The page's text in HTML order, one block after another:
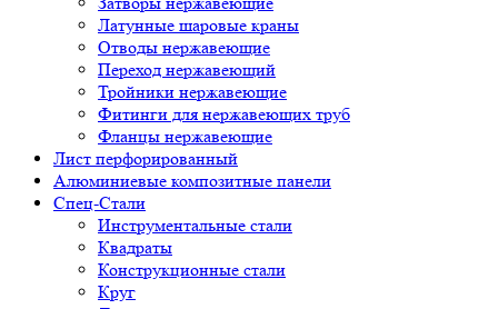
Латунные шаровые краны
Отводы нержавеющие
Переход нержавеющий
Тройники нержавеющие
Фитинги для нержавеющих труб
Фланцы нержавеющие
Лист перфорированный
Алюминиевые композитные панели
Спец-Стали
Инструментальные стали
Квадраты
Конструкционные стали
Круг